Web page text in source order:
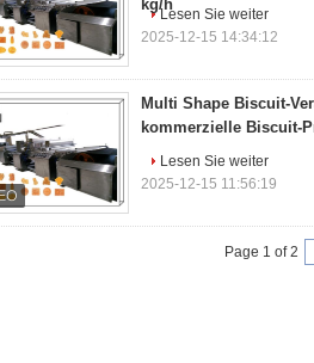
kg/h
Lesen Sie weiter
2025-12-15 14:34:12
Multi Shape Biscuit-
kommerzielle Biscuit-
Lesen Sie weiter
2025-12-15 11:56:19
Page 1 of 2